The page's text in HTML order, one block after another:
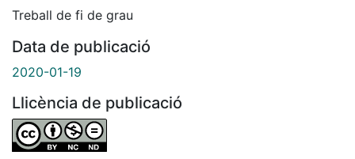
Treball de fi de grau
Data de publicació
2020-01-19
Llicència de publicació